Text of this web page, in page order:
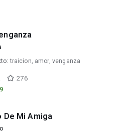
traicion, amor, venganza
276
De Mi Amiga